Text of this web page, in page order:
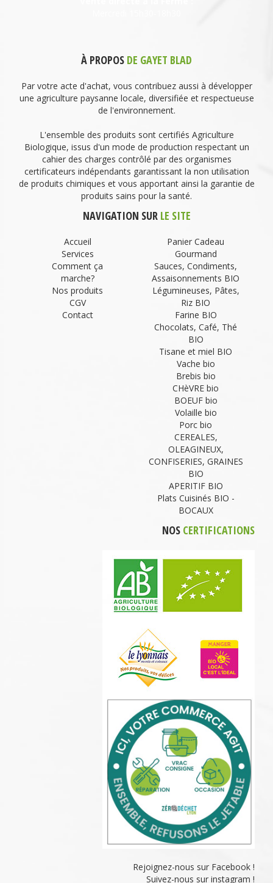
À PROPOS DE GAYET BLAD
Par votre acte d'achat, vous contribuez aussi à développer
une agriculture paysanne locale, diversifiée et respectueuse
de l'environnement.
L'ensemble des produits sont certifiés Agriculture
Biologique, issus d'un mode de production respectant un
cahier des charges contrôlé par des organismes
certificateurs indépendants garantissant la non utilisation
de produits chimiques et vous apportant ainsi la garantie de
produits sains pour la santé.
NAVIGATION SUR LE SITE
Accueil
Services
Comment ça
marche?
Nos produits
CGV
Contact
Panier Cadeau
Gourmand
Sauces, Condiments,
Assaisonnements BIO
Légumineuses, Pâtes,
Riz BIO
Farine BIO
Chocolats, Café, Thé
BIO
Tisane et miel BIO
Vache bio
Brebis bio
CHèVRE bio
BOEUF bio
Volaille bio
Porc bio
CEREALES,
OLEAGINEUX,
CONFISERIES, GRAINES
BIO
APERITIF BIO
Plats Cuisinés BIO -
BOCAUX
NOS CERTIFICATIONS
Rejoignez-nous sur Facebook !
Suivez-nous sur instagram !